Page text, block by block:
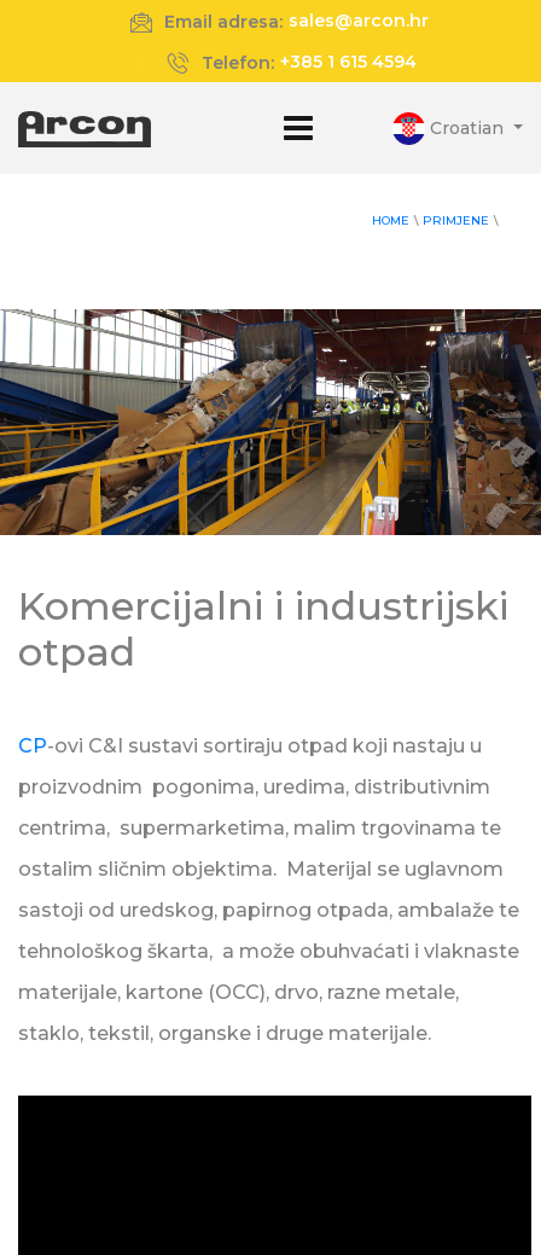
Email adresa: sales@arcon.hr
Telefon: +385 1 615 4594
Croatian
HOME \ PRIMJENE \
Komercijalni i industrijski
otpad
CP-ovi C&I sustavi sortiraju otpad koji nastaju u
proizvodnim pogonima, uredima, distributivnim
centrima, supermarketima, malim trgovinama te
ostalim sličnim objektima. Materijal se uglavnom
sastoji od uredskog, papirnog otpada, ambalaže te
tehnološkog škarta, a može obuhvaćati i vlaknaste
materijale, kartone (OCC), drvo, razne metale,
staklo, tekstil, organske i druge materijale.